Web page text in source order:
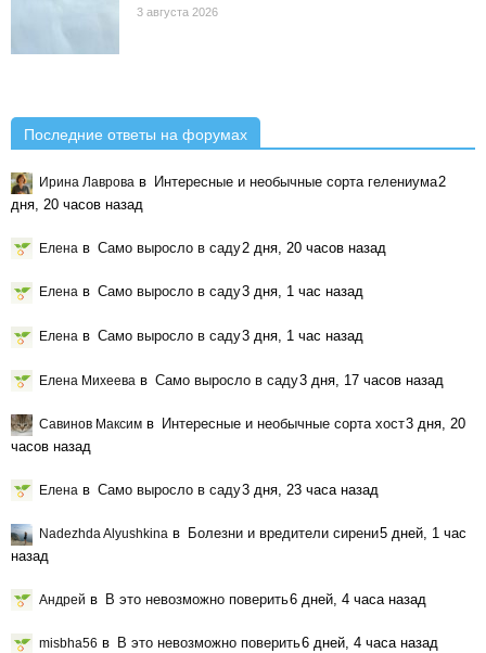
3 августа 2026
Последние ответы на форумах
Ирина Лаврова в Интересные и необычные сорта гелениума2
дня, 20 часов назад
Елена в Само выросло в саду2 дня, 20 часов назад
Елена в Само выросло в саду3 дня, 1 час назад
Елена в Само выросло в саду3 дня, 1 час назад
Елена Михеева в Само выросло в саду3 дня, 17 часов назад
Савинов Максим в Интересные и необычные сорта хост3 дня, 20
часов назад
Елена в Само выросло в саду3 дня, 23 часа назад
Nadezhda Alyushkina в Болезни и вредители сирени5 дней, 1 час
назад
Андрей в В это невозможно поверить6 дней, 4 часа назад
misbha56 в В это невозможно поверить6 дней, 4 часа назад